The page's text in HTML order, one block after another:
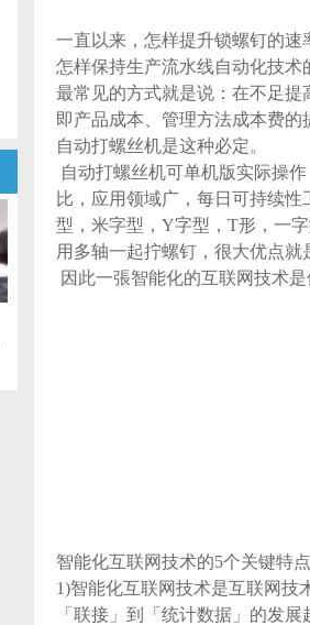
一直以来，怎样提升锁螺钉的
怎样保持生产流水线自动化技
最常见的方式就是说：在不足
即产品成本、管理方法成本费
自动打螺丝机是这种必定。
自动打螺丝机可单机版实际操
比，应用领域广，每日可持续
型，米字型，Y字型，T形，一
用多轴一起拧螺钉，很大优点就
因此一張智能化的互联网技术
智能化互联网技术的5个关键特点
1)智能化互联网技术是互联网技
「联接」到「统计数据」的发